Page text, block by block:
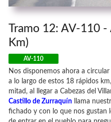
Tramo 12: AV-110
Km)
AV-110
Nos disponemos ahora a
a lo largo de estos 18 rápidos
mitad, al llegar a Cabezas del
Castillo de Zurraquín llama
fichado y con lo que nos gustan